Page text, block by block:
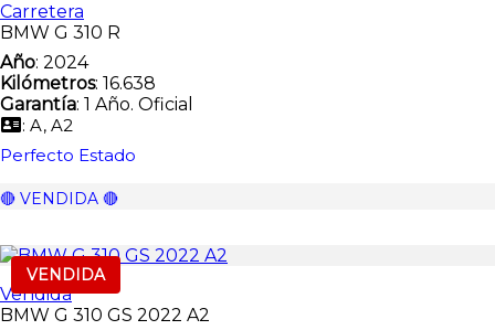
Carretera
BMW G 310 R
Año: 2024
Kilómetros: 16.638
Garantía: 1 Año. Oficial
: A, A2
Perfecto Estado
🔴 VENDIDA 🔴
VENDIDA
Vendida
BMW G 310 GS 2022 A2